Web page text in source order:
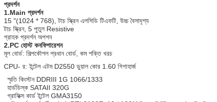
প্রদর্শন
1.Main প্রদর্শন
15 "(1024 * 768), টাচ স্ক্রিন এলসিডি টিএফটি, উচ্চ বৈসাদৃশ্য
টাচ স্ক্রিন, 5 পুতুল Resistive
গ্রাহক প্রদর্শন অপশন
2.PC হোস্ট কনফিগারেশন
মূল বোর্ড: শিল্পকৌশল প্রধান বোর্ড, কম শক্তি খরচ
CPU- র: ইন্টেল এটম D2550 ডুয়াল কোর 1.60 গিগাহার্জ
স্মৃতি কিংস্টন DDRIII 1G 1066/1333
হার্ডডিস্ক SATAII 320G
গ্রাফিক্স কার্ড ইন্টেল GMA3150